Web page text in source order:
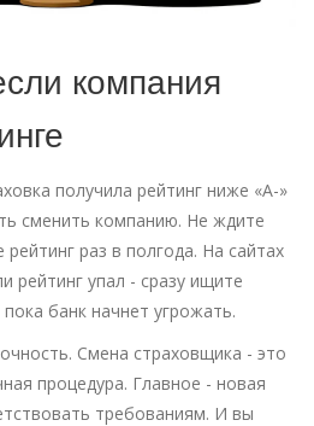
компания
получила рейтинг ниже «А-»
сменить компанию. Не ждите
раз в полгода. На сайтах
рейтинг упал - сразу ищите
банк начнет угрожать.
Смена страховщика - это
процедура. Главное - новая
требованиям. И вы